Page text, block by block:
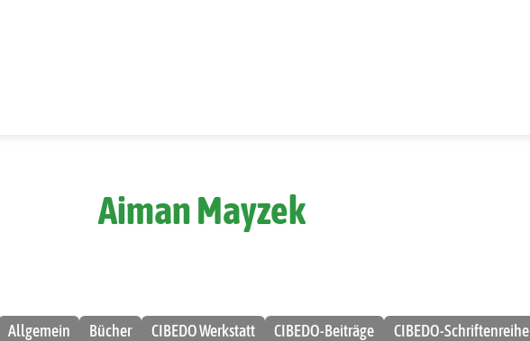
Aiman Mayzek
Allgemein Bücher CIBEDO Werkstatt CIBEDO-Beiträge
CIBEDO-Schriftenreihe